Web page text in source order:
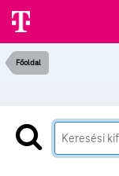
Főoldal